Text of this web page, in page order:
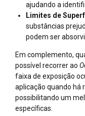
ajudando a
Limites de
substâncias
podem ser
Em complemento,
possível recorrer ao
faixa de exposição
aplicação quando há
possibilitando um
específicas.